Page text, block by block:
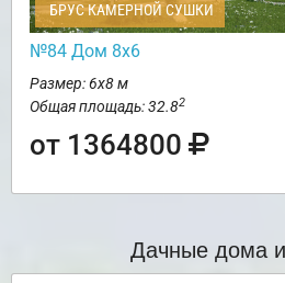
БРУС КАМЕРНОЙ СУШКИ
№84 Дом 8х6
Размер: 6х8 м
Общая площадь: 32.82
от 1364800
Дачные дома